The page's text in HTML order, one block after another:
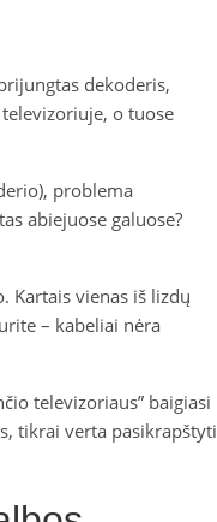
dekoderis,
o tuose
problema
abiejuose galuose?
Kartais vienas iš lizdų
– kabeliai nėra
televizoriaus” baigiasi
tikrai verta pasikrapštyti